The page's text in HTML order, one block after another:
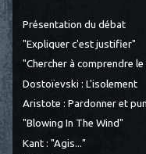
Présentation du débat
"Expliquer c'est justifier"
"Chercher à comprendre le
Dostoïevski : L'isolement
Aristote : Pardonner et
"Blowing In The Wind"
Kant : "Agis..."